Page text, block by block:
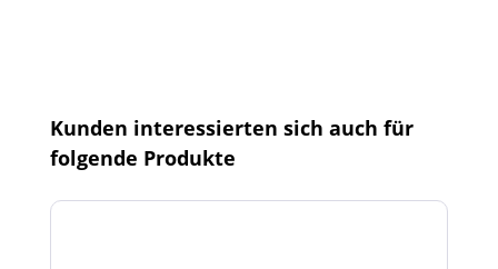
Produktgalerie überspringen
Kunden interessierten sich auch für
folgende Produkte